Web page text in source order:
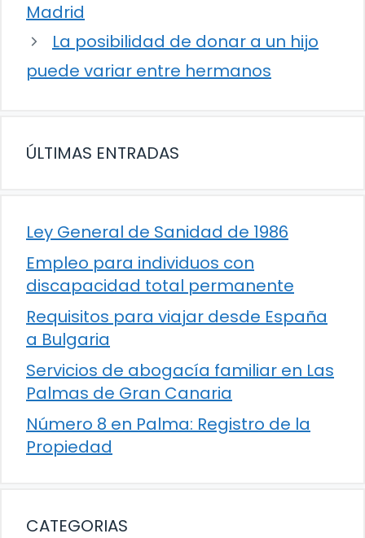
Madrid
La posibilidad de donar a un hijo
puede variar entre hermanos
ÚLTIMAS ENTRADAS
Ley General de Sanidad de 1986
Empleo para individuos con
discapacidad total permanente
Requisitos para viajar desde España
a Bulgaria
Servicios de abogacía familiar en Las
Palmas de Gran Canaria
Número 8 en Palma: Registro de la
Propiedad
CATEGORIAS